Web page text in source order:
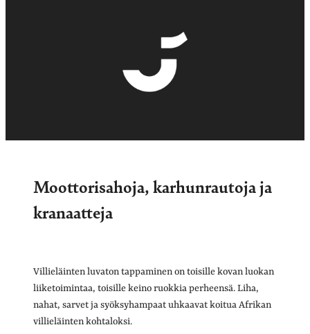
Moottorisahoja, karhunrautoja ja
kranaatteja
Villieläinten luvaton tappaminen on toisille kovan luokan
liiketoimintaa, toisille keino ruokkia perheensä. Liha,
nahat, sarvet ja syöksyhampaat uhkaavat koitua Afrikan
villieläinten kohtaloksi.